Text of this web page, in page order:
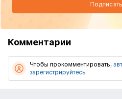
Комментарии
Чтобы прокомментировать,
зарегистрируйтесь